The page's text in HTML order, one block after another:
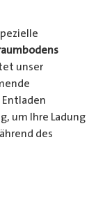
unser
Entladen
um Ihre Ladung
des